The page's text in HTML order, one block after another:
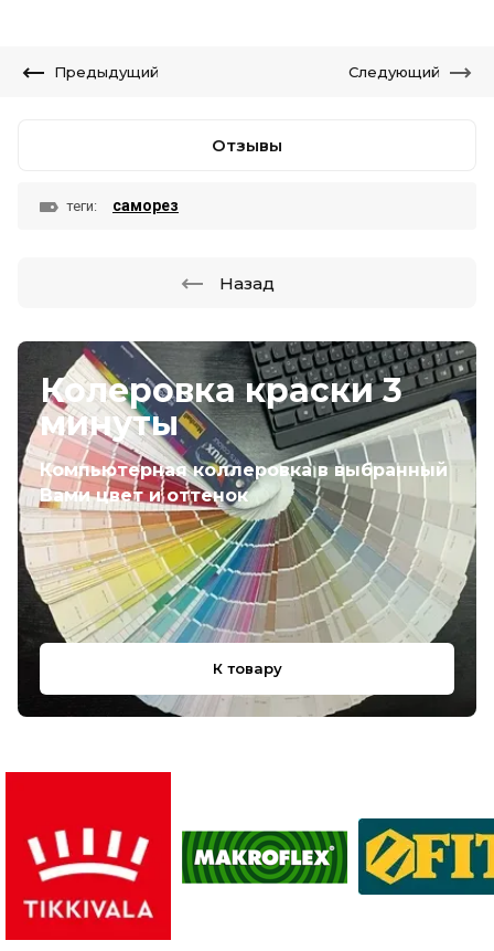
Колеровка краски 3
минуты
Компьютерная коллеровка в выбранный
Вами цвет и оттенок
К товару
Предыдущий Следующий
Отзывы
теги: саморез
Назад